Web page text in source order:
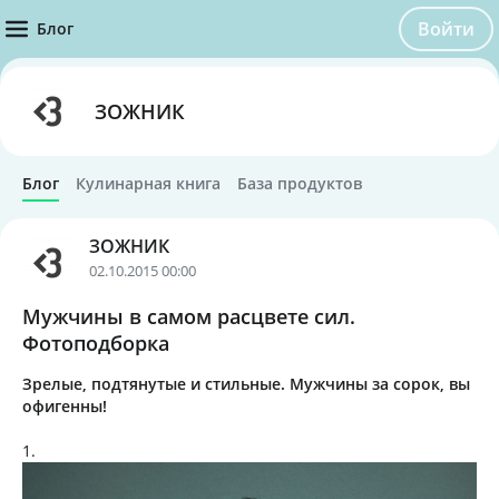
Блог Войти
ЗОЖНИК
Блог Кулинарная книга База продуктов
ЗОЖНИК
02.10.2015 00:00
Мужчины в самом расцвете сил.
Фотоподборка
Зрелые, подтянутые и стильные. Мужчины за сорок, вы
офигенны!
1.